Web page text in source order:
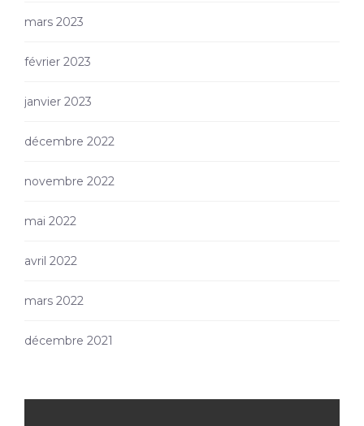
mars 2023
février 2023
janvier 2023
décembre 2022
novembre 2022
mai 2022
avril 2022
mars 2022
décembre 2021